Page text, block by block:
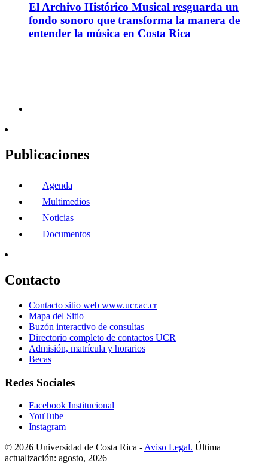
El Archivo Histórico Musical resguarda un
fondo sonoro que transforma la manera de
entender la música en Costa Rica
Publicaciones
Agenda
Multimedios
Noticias
Documentos
Contacto
Contacto sitio web www.ucr.ac.cr
Mapa del Sitio
Buzón interactivo de consultas
Directorio completo de contactos UCR
Admisión, matrícula y horarios
Becas
Redes Sociales
Facebook Institucional
YouTube
Instagram
© 2026 Universidad de Costa Rica -Aviso Legal. Última
actualización: agosto, 2026